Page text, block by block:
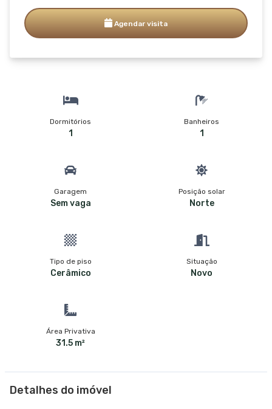
Agendar visita
Dormitórios
1
Banheiros
1
Garagem
Sem vaga
Posição solar
Norte
Tipo de piso
Cerâmico
Situação
Novo
Área Privativa
31.5 m²
Detalhes do imóvel